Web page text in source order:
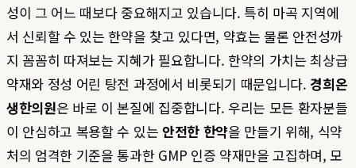
성이 그 어느 때보다 중요해지고 있습니다. 특히 마곡 지역에
서 신뢰할 수 있는 한약을 찾고 있다면, 약효는 물론 안전성까
지 꼼꼼히 따져보는 지혜가 필요합니다. 한약의 가치는 최상급
약재와 정성 어린 탕전 과정에서 비롯되기 때문입니다. 경희온
생한의원은 바로 이 본질에 집중합니다. 우리는 모든 환자분들
이 안심하고 복용할 수 있는 안전한 한약을 만들기 위해, 식약
처의 엄격한 기준을 통과한 GMP 인증 약재만을 고집하며, 모